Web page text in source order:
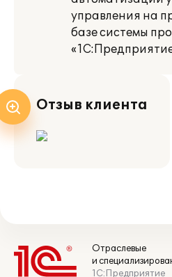
управления на
базе системы
Отзыв клиента
Отраслевые
и
1С:Предприятие